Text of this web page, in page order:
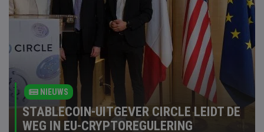
NIEUWS
STABLECOIN-UITGEVER CIRCLE LEIDT DE
WEG IN EU-CRYPTOREGULERING